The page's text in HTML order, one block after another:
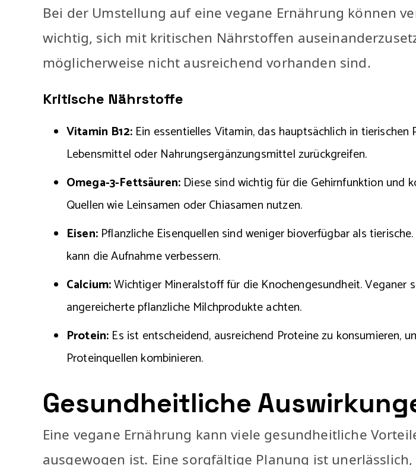
Bei der Umstellung auf eine vegane Ernährung können
wichtig, sich mit kritischen Nährstoffen
möglicherweise nicht ausreichend vorhanden sind.
Kritische Nährstoffe
Vitamin B12:Ein essentielles Vitamin, das hauptsächlich in
Lebensmittel oder Nahrungsergänzungsmittel zurückgreifen.
Omega-3-Fettsäuren: Diese sind wichtig für die Gehirnfunktion und
Quellen wie Leinsamen oder Chiasamen nutzen.
Eisen:Pflanzliche Eisenquellen sind weniger bioverfügbar als
kann die Aufnahme verbessern.
Calcium:Wichtiger Mineralstoff für die Knochengesundheit.
angereicherte pflanzliche Milchprodukte achten.
Protein: Es ist entscheidend, ausreichend Proteine zu konsumieren,
Proteinquellen kombinieren.
Gesundheitliche
Eine vegane Ernährung kann viele gesundheitliche
ausgewogen ist. Eine sorgfältige Planung ist